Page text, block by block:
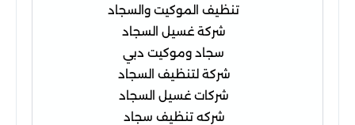
تنظيف الموكيت والسجاد
شركة غسيل السجاد
سجاد وموكيت دبي
شركة لتنظيف السجاد
شركات غسيل السجاد
شركه تنظيف سجاد